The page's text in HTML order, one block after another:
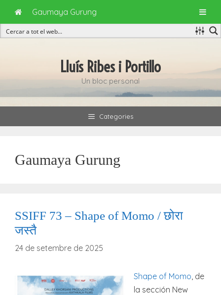
Lluís Ribes i Portillo
Un bloc personal
Categories
Gaumaya Gurung
SSIFF 73 – Shape of Momo / छोरा
जस्तै
24 de setembre de 2025
Shape of Momo, de
la sección New
Gaumaya Gurung